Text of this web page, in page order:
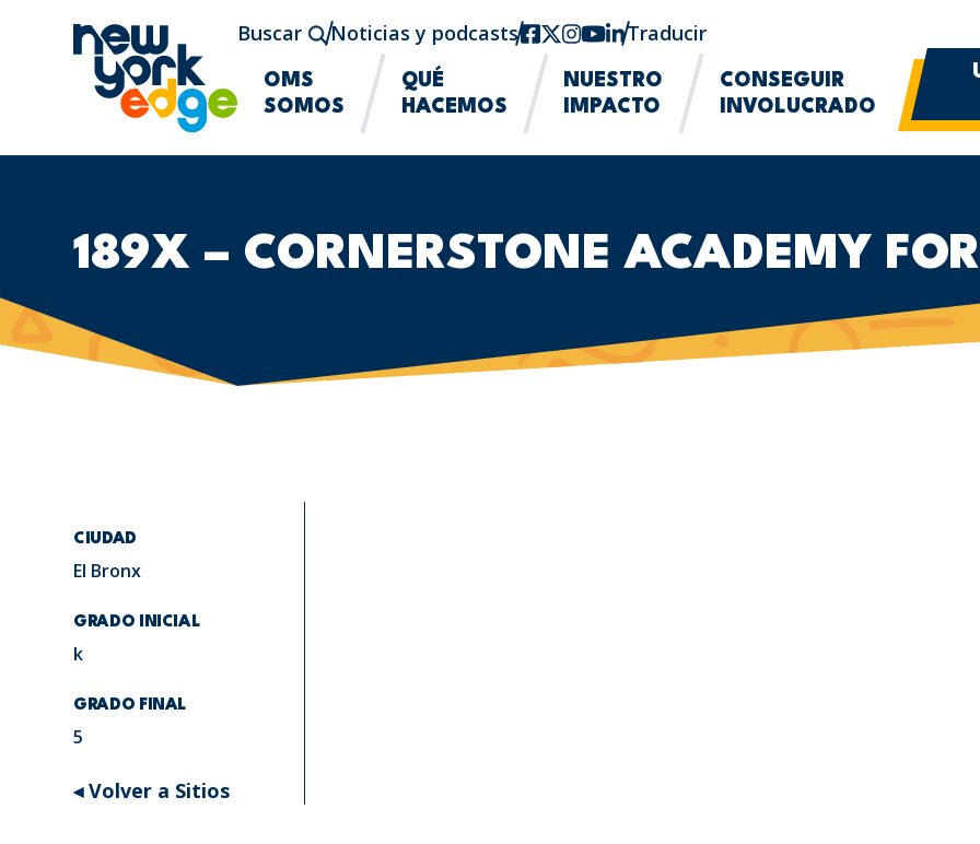
Buscar Noticias y podcastsFacebook
twitter-x
Instagram
YouTube
linkedin
Traducir
OMS
SOMOS
QUÉ
HACEMOS
NUESTRO
IMPACTO
CONSEGUIR
INVOLUCRADO
189X – CORNERSTONE ACADEMY
CIUDAD
El Bronx
GRADO INICIAL
k
GRADO FINAL
5
◂ Volver a Sitios